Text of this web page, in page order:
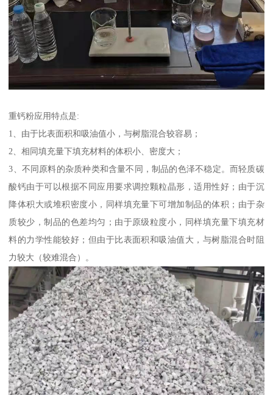
重钙粉应用特点是:
1、由于比表面积和吸油值小，与树脂混合较容易；
2、相同填充量下填充材料的体积小、密度大；
3、不同原料的杂质种类和含量不同，制品的色泽不稳定。而轻质碳
酸钙由于可以根据不同应用要求调控颗粒晶形，适用性好；由于沉
降体积大或堆积密度小，同样填充量下可增加制品的体积；由于杂
质较少，制品的色差均匀；由于原级粒度小，同样填充量下填充材
料的力学性能较好；但由于比表面积和吸油值大，与树脂混合时阻
力较大（较难混合）。